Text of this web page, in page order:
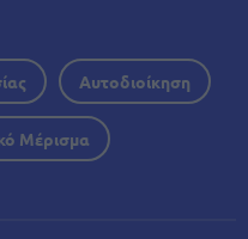
Αυτοδιοίκηση
Μέρισμα